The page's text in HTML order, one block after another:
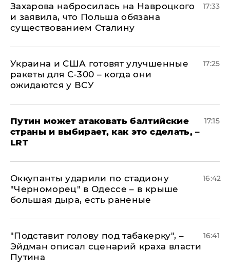
​Захарова набросилась на Навроцкого
и заявила, что Польша обязана
существованием Сталину
17:33
Украина и США готовят улучшенные
ракеты для С-300 – когда они
ожидаются у ВСУ
17:25
Путин может атаковать балтийские
страны и выбирает, как это сделать, –
LRT
17:15
Оккупанты ударили по стадиону
"Черноморец" в Одессе – в крыше
большая дыра, есть раненые
16:42
​"Подставит голову под табакерку", –
Эйдман описал сценарий краха власти
Путина
16:41